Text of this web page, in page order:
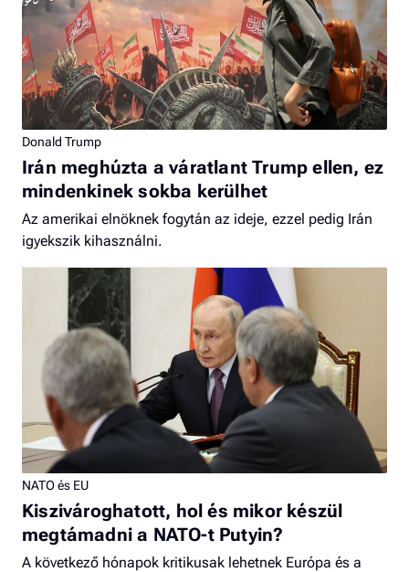
Donald Trump
Irán meghúzta a váratlant Trump ellen, ez
mindenkinek sokba kerülhet
Az amerikai elnöknek fogytán az ideje, ezzel pedig Irán
igyekszik kihasználni.
NATO és EU
Kiszivároghatott, hol és mikor készül
megtámadni a NATO-t Putyin?
A következő hónapok kritikusak lehetnek Európa és a